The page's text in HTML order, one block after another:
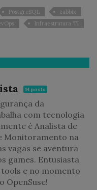
PostgreSQL zabbix
Infraestrutura TI
14 posts
da
com tecnologia
é Analista de
Monitoramento na
vagas se aventura
games. Entusiasta
e no momento
OpenSuse!